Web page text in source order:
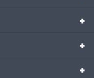
+
+
+